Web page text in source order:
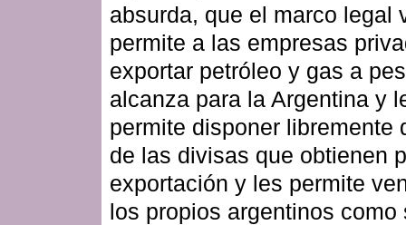
absurda, que el marco legal
permite a las empresas
exportar petróleo y gas a
alcanza para la Argentina y
permite disponer libremente
de las divisas que obtienen
exportación y les permite
los propios argentinos como